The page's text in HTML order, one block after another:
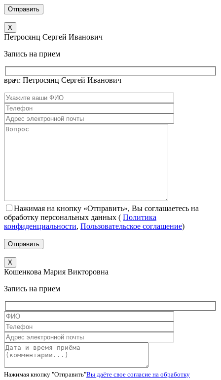
X
Петросянц Сергей Иванович
Запись на прием
врач: Петросянц Сергей Иванович
Нажимая на кнопку «Отправить», Вы соглашаетесь на
обработку персональных данных ( Политика
конфиденциальности, Пользовательское соглашение)
X
Кошенкова Мария Викторовна
Запись на прием
Нажимая кнопку "Отправить"Вы даёте свое согласие на обработку